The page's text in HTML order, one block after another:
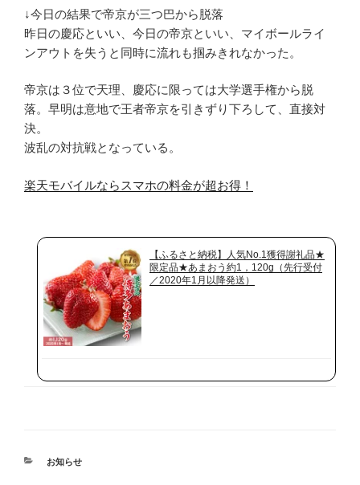
↓今日の結果で帝京が三つ巴から脱落
昨日の慶応といい、今日の帝京といい、マイボールライ
ンアウトを失うと同時に流れも掴みきれなかった。
帝京は３位で天理、慶応に限っては大学選手権から脱
落。早明は意地で王者帝京を引きずり下ろして、直接対
決。
波乱の対抗戦となっている。
楽天モバイルならスマホの料金が超お得！
【ふるさと納税】人気No.1獲得謝礼品★
限定品★あまおう約1，120g（先行受付
／2020年1月以降発送）
カ
お知らせ